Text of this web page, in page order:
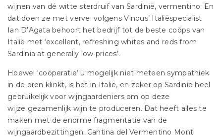
wijnen van dé witte sterdruif van Sardinië, vermentino. En
dat doen ze met verve: volgens Vinous’ Italiëspecialist
Ian D’Agata behoort het bedrijf tot de beste coöps van
Italië met ‘excellent, refreshing whites and reds from
Sardinia at generally low prices’.
Hoewel ‘coöperatie’ u mogelijk niet meteen sympathiek
in de oren klinkt, is het in Italië, en zeker op Sardinië heel
gebruikelijk voor wijngaardeniers om op deze
wijze gezamenlijk wijn te produceren. Dat heeft alles te
maken met de enorme fragmentatie van de
wijngaardbezittingen. Cantina del Vermentino Monti